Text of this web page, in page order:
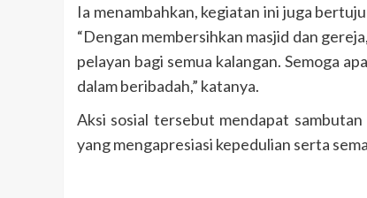
Ia menambahkan, kegiatan ini juga
“Dengan membersihkan masjid dan
pelayan bagi semua kalangan. Semoga
dalam beribadah,” katanya.
Aksi sosial tersebut mendapat
yang mengapresiasi kepedulian serta